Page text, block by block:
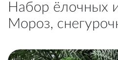
Набор ёлочных
Мороз,